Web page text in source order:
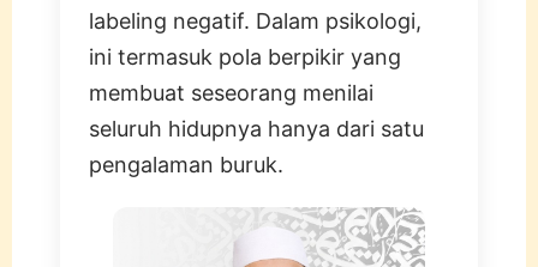
labeling negatif. Dalam psikologi,
ini termasuk pola berpikir yang
membuat seseorang menilai
seluruh hidupnya hanya dari satu
pengalaman buruk.